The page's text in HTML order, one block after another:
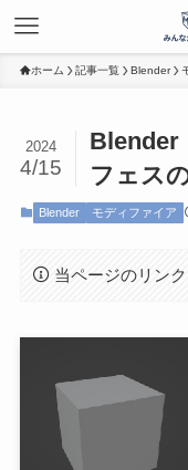
ホーム 記事一覧 Blender
Blender
フェス
2024
4/15
Blender モディファイア
当ページのリン